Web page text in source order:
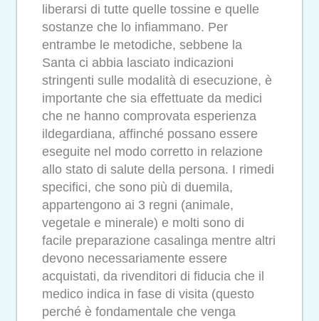
liberarsi di tutte quelle tossine e quelle
sostanze che lo infiammano. Per
entrambe le metodiche, sebbene la
Santa ci abbia lasciato indicazioni
stringenti sulle modalità di esecuzione, è
importante che sia effettuate da medici
che ne hanno comprovata esperienza
ildegardiana, affinché possano essere
eseguite nel modo corretto in relazione
allo stato di salute della persona. I rimedi
specifici, che sono più di duemila,
appartengono ai 3 regni (animale,
vegetale e minerale) e molti sono di
facile preparazione casalinga mentre altri
devono necessariamente essere
acquistati, da rivenditori di fiducia che il
medico indica in fase di visita (questo
perché è fondamentale che venga